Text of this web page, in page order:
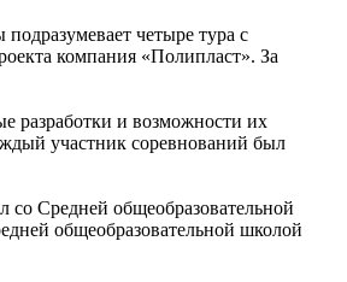
четыре тура с
компания «Полипласт». За
разработки и возможности их
участник соревнований был
Средней общеобразовательной
общеобразовательной школой